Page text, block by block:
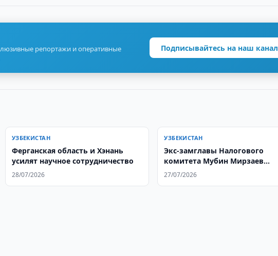
репортажи и оперативные
Подписывайтесь на наш канал
УЗБЕКИСТАН
Ферганская область и Хэнань
усилят научное сотрудничество
28/07/2026
УЗБЕКИСТАН
Экс-замглавы Налогового
комитета Мубин Мирзаев
получил 8 лет
27/07/2026